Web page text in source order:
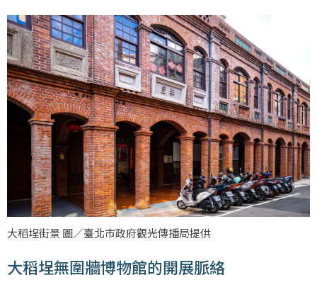
大稻埕街景 圖／臺北市政府觀光傳播局提供
大稻埕無圍牆博物館的開展脈絡